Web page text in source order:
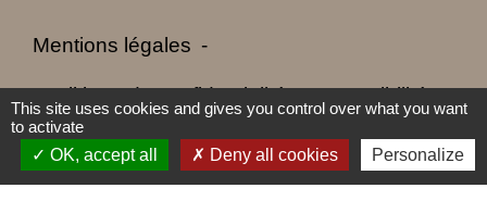
Mentions légales -
Politique de confidentialité - Accessibilité -
Plan du site - Gestion des cookies
This site uses cookies and gives you control over what you want
to activate
OK, accept all
Deny all cookies Personalize